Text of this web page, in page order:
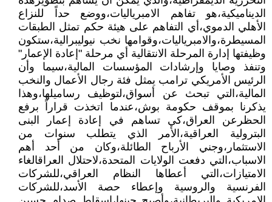
الديناميكية،هو تفاهم الامبرياليات،ووضع حداً للنزاع
الأهلي الدموي،أي التفاهم على هيئة حكم تمثل الطبقات
المسيطرة،والامبرياليات،وقوامها نخب نيوليبرالية،ستكون
وظيفتها إدارة المرحلة الانتقالية أي مرحلة "إعادة الإعمار"
وتنفذ وصايا وإرشادات المؤسسات المالية،سيما وأن
الرئيس الأمريكي ترامب يمثل فئة رجال الأعمال والنخب
المالية،التي تبحث عن أسواق،لتوظيف رساميلها،وهذا
يذكرنا بموقف حكومة بوش،عندما اتخذت قراراً برفع
الحظرعن العراق،كي تساهم في إعادة إعمار البنى
البترولية العراقية،الأمر الذي يتطلب سنوات من
الاستثمار،وجني الأرباح الطائلة،وكان من أحد أهم
الاسباب،التي دفعت الولايات المتحدة،لاحتلال العراقالغاء
الامتيازات،التي أعطاها النظام العراقي،للشركات
الفرنسية والروسية وإعطاء حصة الأسد،للشركات